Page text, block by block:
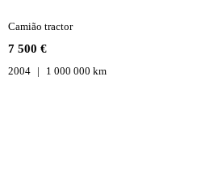
7 500 €
Camião tractor
2004 1 000 000 km